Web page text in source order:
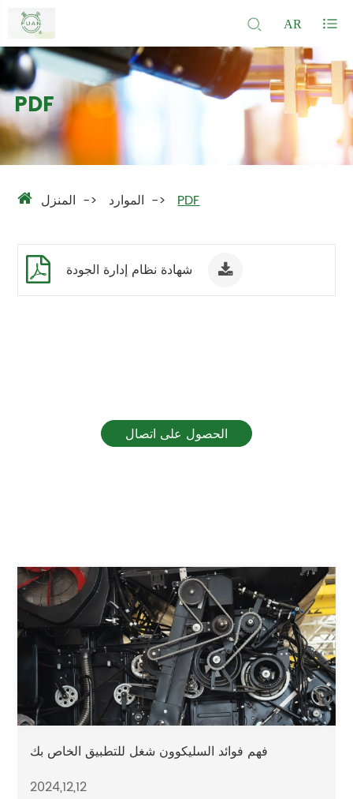
AR
PDF
المنزل الموارد PDF
شهادة نظام إدارة الجودة
الحصول على اتصال
فهم فوائد السليكوون شغل للتطبيق الخاص بك
2024,12,12